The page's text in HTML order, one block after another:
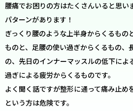
腰痛でお困りの方はたくさんいると思い
パターンがあります！
ぎっくり腰のような上半身からくるもの
ものと、足腰の使い過ぎからくるもの、
の、先日のインナーマッスルの低下によ
過ぎによる疲労からくるものです。
よく聞く話ですが整形に通って痛み止め
という方は危険です。